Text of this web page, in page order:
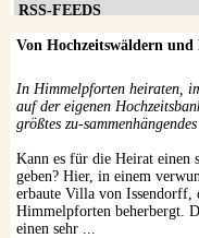
RSS-FEEDS
Impressum
Datenschutzerklärung
Von Hochzeitswäldern und
In Himmelpforten heiraten,
auf der eigenen
größtes zu-
Kann es für die Heirat einen
geben? Hier, in einem
erbaute Villa von Issendorff,
Himmelpforten beherbergt.
einen sehr ...